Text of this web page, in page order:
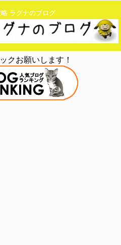
略 ラグナのブログ
クお願いします！